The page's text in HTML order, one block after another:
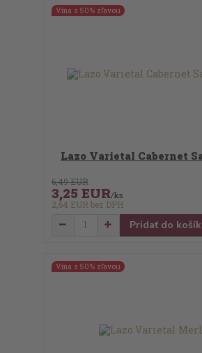
Vína s 50% zľavou
Lazo Varietal Cabernet
6,49 EUR
3,25 EUR/ks
2,64 EUR bez DPH
Pridať do
Vína s 50% zľavou